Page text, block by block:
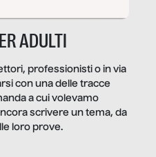
ADULTI
professionisti o in via
con una delle tracce
a cui volevamo
scrivere un tema, da
loro prove.